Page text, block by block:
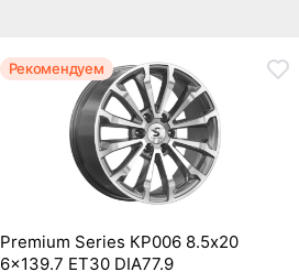
Рекомендуем
Premium Series КР006 8.5x20
6x139.7 ET30 DIA77.9